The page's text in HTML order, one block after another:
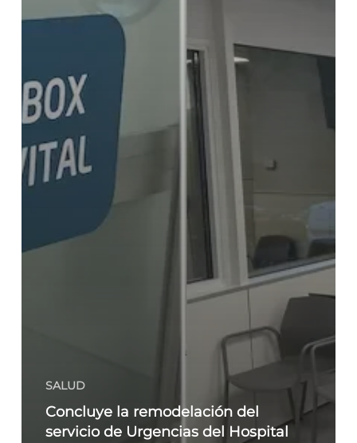
SALUD
Concluye la remodelación del
servicio de Urgencias del Hospital